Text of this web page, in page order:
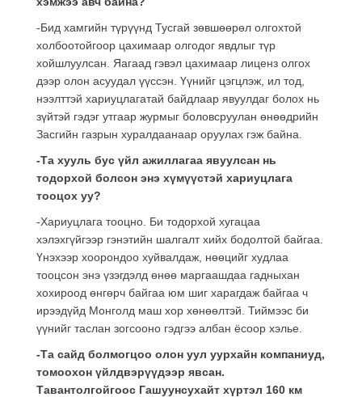
-Бид хамгийн түрүүнд Тусгай зөвшөөрөл олгохтой
холбоотойгоор цахимаар олгодог явдлыг түр
хойшлуулсан. Яагаад гэвэл цахимаар лиценз олгох
дээр олон асуудал үүссэн. Үүнийг цэгцлэж, ил тод,
нээлттэй хариуцлагатай байдлаар явуулдаг болох нь
зүйтэй гэдэг утгаар журмыг боловсруулан өнөөдрийн
Засгийн газрын хуралдаанаар оруулах гэж байна.
-Та хууль бус үйл ажиллагаа явуулсан нь
тодорхой болсон энэ хүмүүстэй хариуцлага
тооцох уу?
-Хариуцлага тооцно. Би тодорхой хугацаа
хэлэхгүйгээр гэнэтийн шалгалт хийх бодолтой байгаа.
Үнэхээр хоорондоо хуйвалдаж, нөөцийг худлаа
тооцсон энэ үзэгдэлд өнөө маргаашдаа гадныхан
хохироод өнгөрч байгаа юм шиг харагдаж байгаа ч
ирээдүйд Монголд маш хор хөнөөлтэй. Тиймээс би
үүнийг таслан зогсооно гэдгээ албан ёсоор хэлье.
-Та сайд болмогцоо олон уул уурхайн компаниуд,
томоохон үйлдвэрүүдээр явсан.
Тавантолгойгоос Гашуунсухайт хүртэл 160 км